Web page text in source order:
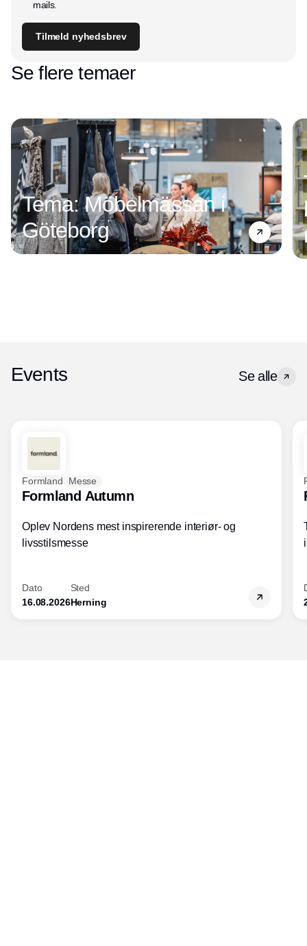
mails.
Tilmeld nyhedsbrev
Se flere temaer
Tema: Möbelmässan i
Göteborg
Events Se alle
Formland Messe
Formland Autumn
Oplev Nordens mest inspirerende interiør- og
livsstilsmesse
Dato
16.08.2026
Sted
Herning